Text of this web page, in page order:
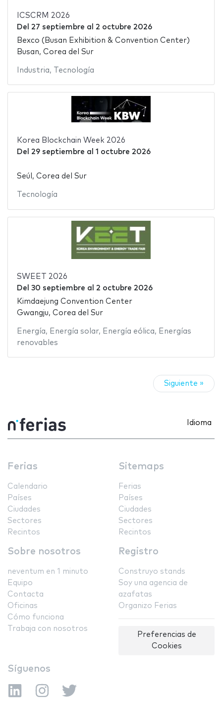
ICSCRM 2026
Del 27 septiembre al 2 octubre 2026
Bexco (Busan Exhibition & Convention Center)
Busan, Corea del Sur
Industria, Tecnología
Korea Blockchain Week 2026
Del 29 septiembre al 1 octubre 2026
Seúl, Corea del Sur
Tecnología
SWEET 2026
Del 30 septiembre al 2 octubre 2026
Kimdaejung Convention Center
Gwangju, Corea del Sur
Energía, Energía solar, Energía eólica, Energías
renovables
Siguiente »
Idioma
Ferias
Calendario
Países
Ciudades
Sectores
Recintos
Sitemaps
Ferias
Países
Ciudades
Sectores
Recintos
Sobre nosotros
neventum en 1 minuto
Equipo
Contacta
Oficinas
Cómo funciona
Trabaja con nosotros
Registro
Construyo stands
Soy una agencia de
azafatas
Organizo Ferias
Preferencias de
Cookies
Síguenos